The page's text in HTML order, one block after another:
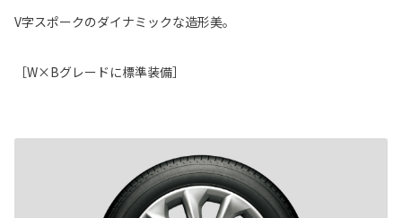
V字スポークのダイナミックな造形美。
［W×Bグレードに標準装備］